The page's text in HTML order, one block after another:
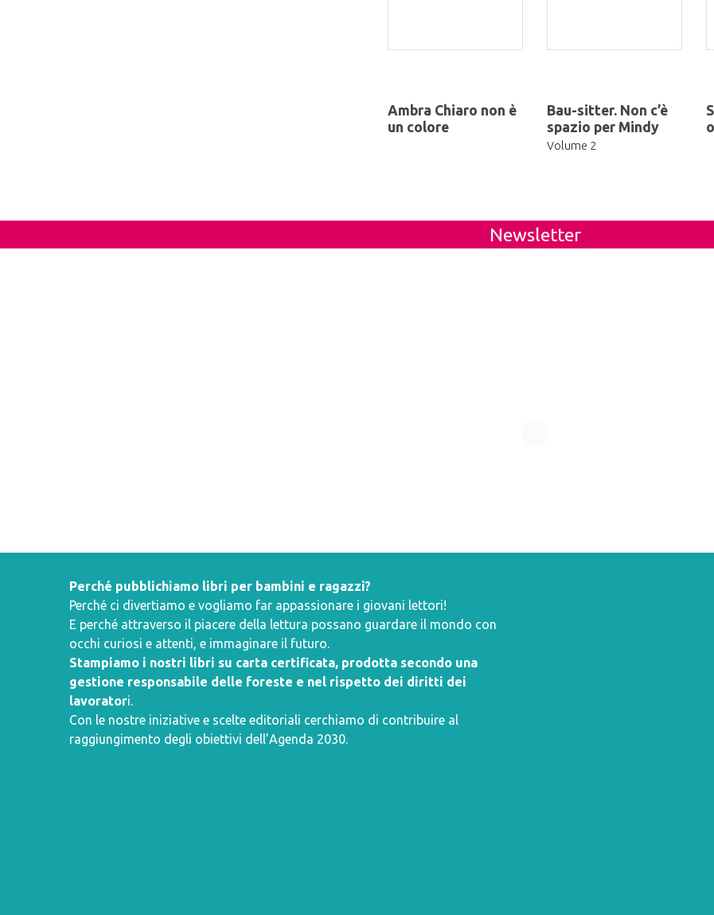
Ambra Chiaro non è
un colore
Bau-sitter. Non c’è
spazio per Mindy
Volume 2
Newsletter
Perché pubblichiamo libri per bambini e ragazzi?
Perché ci divertiamo e vogliamo far appassionare i giovani lettori!
E perché attraverso il piacere della lettura possano guardare il mondo con
occhi curiosi e attenti, e immaginare il futuro.
Stampiamo i nostri libri su carta certificata, prodotta secondo una
gestione responsabile delle foreste e nel rispetto dei diritti dei
lavoratori.
Con le nostre iniziative e scelte editoriali cerchiamo di contribuire al
raggiungimento degli obiettivi dell’Agenda 2030.